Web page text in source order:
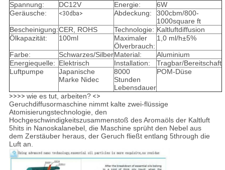
Spannung:
DC12V Energie:
6W
Geräusche:
<30dba> Abdeckung:
300cbm/800-
1000square ft
Bescheinigung:CER, ROHS Technologie: Kaltluftdiffusion
Ölkapazität:
100ml
Maximaler
Ölverbrauch:
1,0 ml/h±5%
Farbe: Schwarzes/SilberMaterial:
Aluminium
Energiequelle: Elektrisch Installation:
Tragbar/Bereitschaft
Luftpumpe
Japanische
Marke Nidec
8000
Stunden
Lebensdauer
POM-Düse
>>>> wie es tut, arbeiten?<>
Geruchdiffusormaschine nimmt kalte zwei-flüssige
Atomisierungstechnologie, den
Hochgeschwindigkeitszusammenstoß des Aromaöls der Kaltluft
5hits in Nanoskalanebel, die Maschine sprüht den Nebel aus
dem Zerstäuber heraus, der Geruch fließt entlang 5through die
Luft an.